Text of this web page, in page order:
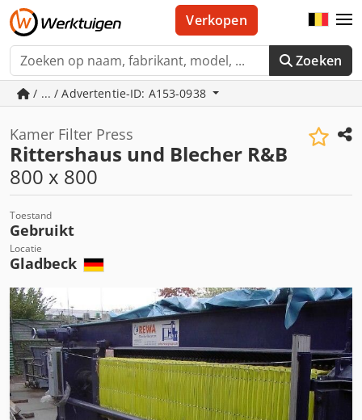
Zoeken
Verkopen
/ ... / Advertentie-ID: A153-0938
Kamer Filter Press
Rittershaus und Blecher R&B
800 x 800
Toestand
Gebruikt
Locatie
Gladbeck